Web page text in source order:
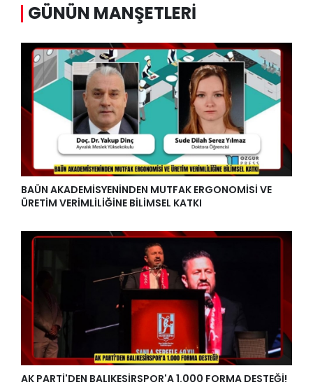
GÜNÜN MANŞETLERI
BAÜN AKADEMİSYENİNDEN MUTFAK ERGONOMİSİ VE
ÜRETİM VERİMLİLİĞİNE BİLİMSEL KATKI
AK PARTİ'DEN BALIKESİRSPOR'A 1.000 FORMA DESTEĞİ!